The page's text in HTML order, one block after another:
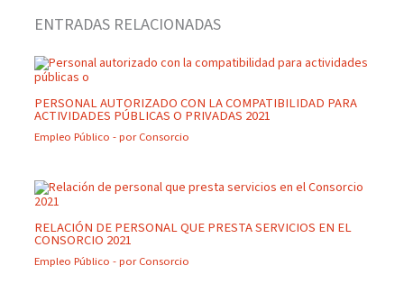
ENTRADAS RELACIONADAS
PERSONAL AUTORIZADO CON LA COMPATIBILIDAD PARA
ACTIVIDADES PÚBLICAS O PRIVADAS 2021
Empleo Público - por Consorcio
RELACIÓN DE PERSONAL QUE PRESTA SERVICIOS EN EL
CONSORCIO 2021
Empleo Público - por Consorcio